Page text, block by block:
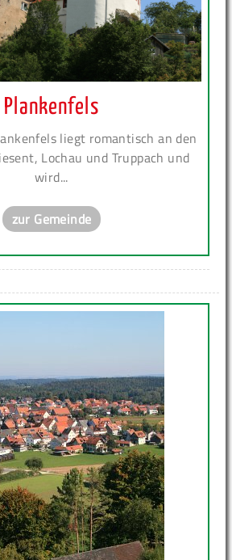
Plankenfels
liegt romantisch an den
Lochau und Truppach und
wird...
zur Gemeinde